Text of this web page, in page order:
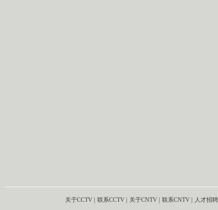
关于CCTV | 联系CCTV | 关于CNTV | 联系CNTV | 人才招聘